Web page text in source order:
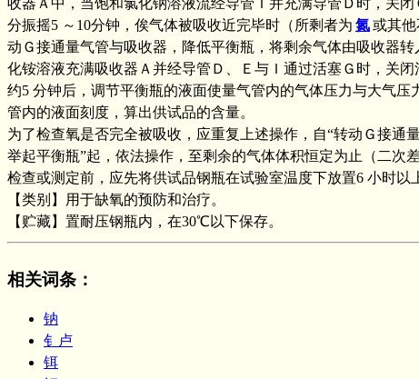
分振摇5 ～10分钟，俟气体被吸收近完毕时（所剩者为 氮或其
动Ｇ接通量气管与吸收器，降低平衡瓶，将剩余气体由吸收器
化铵溶液充满吸收器Ａ并经导管Ｄ、Ｅ与Ｉ通过活塞Ｇ时，关闭
约5 分钟后，调节平衡瓶的液面使量气管内的气体压力与大气压
管内的液面刻度，算出供试品的含量。
为了检查氧是否完全被吸收，应重复上述操作，自“转动Ｇ接通
举起平衡瓶”起，依法操作，至剩余的气体体积恒定为止（二次差
检查或测定前，应先将供试品钢瓶在试验室温度下放置6 小时以
【类别】用于缺氧的预防和治疗。
【贮藏】置耐压钢瓶内，在30℃以下保存。
相关词条 ：
钠
钅卢
铒